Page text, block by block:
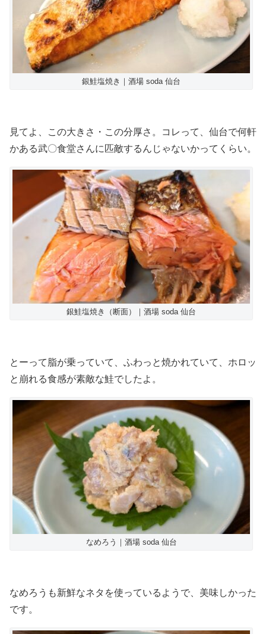
銀鮭塩焼き｜酒場 soda 仙台
見てよ、この大きさ・この分厚さ。コレって、仙台で何軒
かある武〇食堂さんに匹敵するんじゃないかってくらい。
銀鮭塩焼き（断面）｜酒場 soda 仙台
とーって脂が乗っていて、ふわっと焼かれていて、ホロッ
と崩れる食感が素敵な鮭でしたよ。
なめろう｜酒場 soda 仙台
なめろうも新鮮なネタを使っているようで、美味しかった
です。